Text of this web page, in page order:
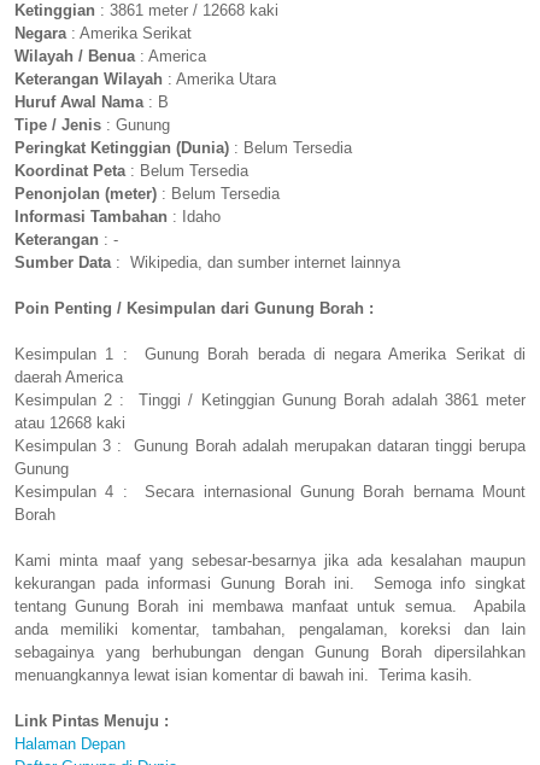
Ketinggian : 3861 meter / 12668 kaki
Negara: Amerika Serikat
Wilayah / Benua: America
Keterangan Wilayah : Amerika Utara
Huruf Awal Nama: B
Tipe / Jenis : Gunung
Peringkat Ketinggian (Dunia) : Belum Tersedia
Koordinat Peta: Belum Tersedia
Penonjolan (meter) : Belum Tersedia
Informasi Tambahan : Idaho
Keterangan : -
Sumber Data: Wikipedia, dan sumber internet lainnya
Poin Penting / Kesimpulan dari Gunung Borah :
Kesimpulan 1 : Gunung Borah berada di negara Amerika Serikat di
daerah America
Kesimpulan 2 : Tinggi / Ketinggian Gunung Borah adalah 3861 meter
atau 12668 kaki
Kesimpulan 3 : Gunung Borah adalah merupakan dataran tinggi berupa
Gunung
Kesimpulan 4 : Secara internasional Gunung Borah bernama Mount
Borah
Kami minta maaf yang sebesar-besarnya jika ada kesalahan maupun
kekurangan pada informasi Gunung Borah ini. Semoga info singkat
tentang Gunung Borah ini membawa manfaat untuk semua. Apabila
anda memiliki komentar, tambahan, pengalaman, koreksi dan lain
sebagainya yang berhubungan dengan Gunung Borah dipersilahkan
menuangkannya lewat isian komentar di bawah ini. Terima kasih.
Link Pintas Menuju :
Halaman Depan